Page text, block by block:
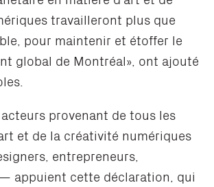
travailleront plus que
pour maintenir et étoffer le
global de Montréal», ont ajouté
provenant de tous les
et de la créativité numériques
entrepreneurs,
appuient cette déclaration, qui